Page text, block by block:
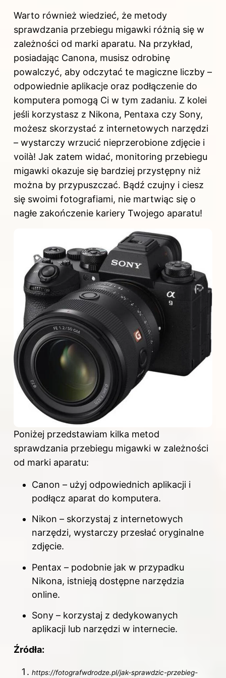
Warto również wiedzieć, że metody
sprawdzania przebiegu migawki różnią się w
zależności od marki aparatu. Na przykład,
posiadając Canona, musisz odrobinę
powalczyć, aby odczytać te magiczne liczby –
odpowiednie aplikacje oraz podłączenie do
komputera pomogą Ci w tym zadaniu. Z kolei
jeśli korzystasz z Nikona, Pentaxa czy Sony,
możesz skorzystać z internetowych narzędzi
– wystarczy wrzucić nieprzerobione zdjęcie i
voilà! Jak zatem widać, monitoring przebiegu
migawki okazuje się bardziej przystępny niż
można by przypuszczać. Bądź czujny i ciesz
się swoimi fotografiami, nie martwiąc się o
nagłe zakończenie kariery Twojego aparatu!
Poniżej przedstawiam kilka metod
sprawdzania przebiegu migawki w zależności
od marki aparatu:
Canon – użyj odpowiednich aplikacji i
podłącz aparat do komputera.
Nikon – skorzystaj z internetowych
narzędzi, wystarczy przesłać oryginalne
zdjęcie.
Pentax – podobnie jak w przypadku
Nikona, istnieją dostępne narzędzia
online.
Sony – korzystaj z dedykowanych
aplikacji lub narzędzi w internecie.
Źródła:
https://fotografwdrodze.pl/jak-sprawdzic-przebieg-